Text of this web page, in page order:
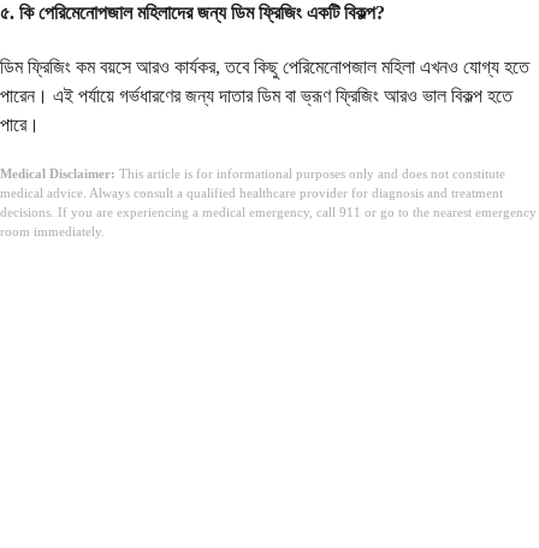
৫. কি পেরিমেনোপজাল মহিলাদের জন্য ডিম ফ্রিজিং একটি বিকল্প?
ডিম ফ্রিজিং কম বয়সে আরও কার্যকর, তবে কিছু পেরিমেনোপজাল মহিলা এখনও যোগ্য হতে
পারেন। এই পর্যায়ে গর্ভধারণের জন্য দাতার ডিম বা ভ্রূণ ফ্রিজিং আরও ভাল বিকল্প হতে
পারে।
Medical Disclaimer: This article is for informational purposes only and does not constitute
medical advice. Always consult a qualified healthcare provider for diagnosis and treatment
decisions. If you are experiencing a medical emergency, call 911 or go to the nearest emergency
room immediately.